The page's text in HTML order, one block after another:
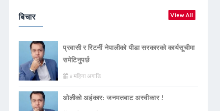
बिचार View All
प्रवासी र रिटर्नी नेपालीको पीडा सरकारको कार्यसूचीमा
समेटिनुपर्छ
४ महिना अगाडि
ओलीको अहंकार: जनमतबाट अस्वीकार !